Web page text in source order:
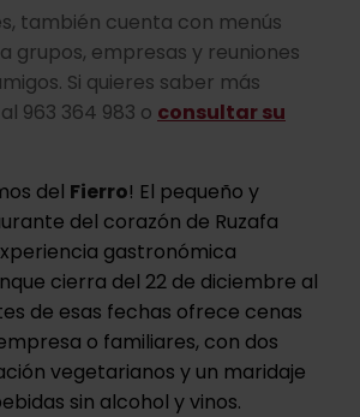
también cuenta con menús
grupos, empresas y reuniones
Si quieres saber más
963 364 983 o consultar su
del Fierro! El pequeño y
del corazón de Ruzafa
gastronómica
cierra del 22 de diciembre al
de esas fechas ofrece cenas
o familiares, con dos
vegetarianos y un maridaje
sin alcohol y vinos.